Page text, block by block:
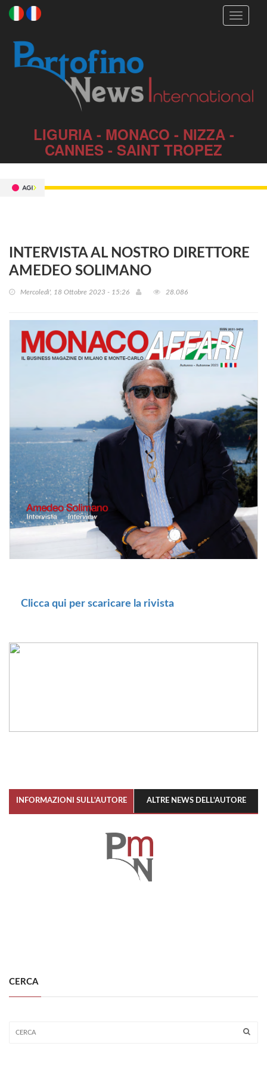
Toggle
LIGURIA - MONACO - NIZZA -
CANNES - SAINT TROPEZ
INTERVISTA AL NOSTRO DIRETTORE
AMEDEO SOLIMANO
Mercoledì', 18 Ottobre 2023 - 15:26 28.086
Clicca qui per scaricare la rivista
INFORMAZIONI SULL'AUTORE ALTRE NEWS DELL'AUTORE
CERCA